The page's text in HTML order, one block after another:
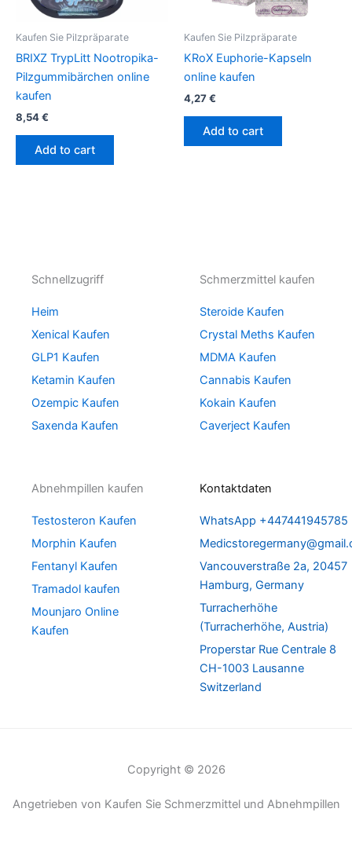
Kaufen Sie Pilzpräparate
BRIXZ TrypLitt Nootropika-
Pilzgummibärchen online
kaufen
8,54€
Add to cart
Kaufen Sie Pilzpräparate
KRoX Euphorie-Kapseln
online kaufen
4,27€
Add to cart
Schnellzugriff
Heim
Xenical Kaufen
GLP1 Kaufen
Ketamin Kaufen
Ozempic Kaufen
Saxenda Kaufen
Schmerzmittel kaufen
Steroide Kaufen
Crystal Meths Kaufen
MDMA Kaufen
Cannabis Kaufen
Kokain Kaufen
Caverject Kaufen
Abnehmpillen kaufen
Testosteron Kaufen
Morphin Kaufen
Fentanyl Kaufen
Tramadol kaufen
Mounjaro Online
Kaufen
Kontaktdaten
WhatsApp +447441945785
Vancouverstraße 2a, 20457
Hamburg, Germany
Turracherhöhe
(Turracherhöhe, Austria)
Properstar Rue Centrale 8
CH-1003 Lausanne
Switzerland
Copyright © 2026
Angetrieben von Kaufen Sie Schmerzmittel und Abnehmpillen